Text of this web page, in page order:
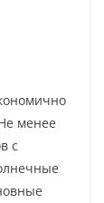
менее
с